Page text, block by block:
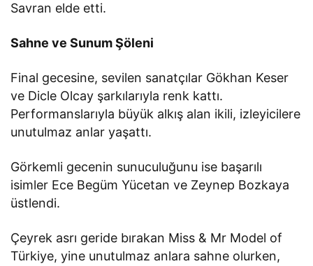
Savran elde etti.
Sahne ve Sunum Şöleni
Final gecesine, sevilen sanatçılar Gökhan Keser
ve Dicle Olcay şarkılarıyla renk kattı.
Performanslarıyla büyük alkış alan ikili, izleyicilere
unutulmaz anlar yaşattı.
Görkemli gecenin sunuculuğunu ise başarılı
isimler Ece Begüm Yücetan ve Zeynep Bozkaya
üstlendi.
Çeyrek asrı geride bırakan Miss & Mr Model of
Türkiye, yine unutulmaz anlara sahne olurken,